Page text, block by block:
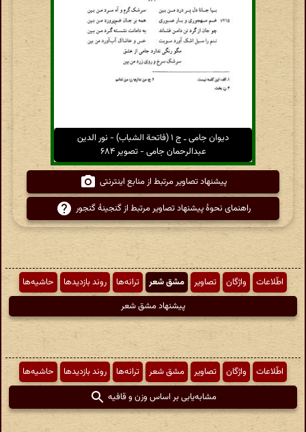
دیوان جامی ـ ج ۱ (فاتحة الشباب) - نور الدین
عبدالرحمان جامی - تصویر ۶۸۴
پیشنهاد تصاویر مرتبط از منابع اینترنتی
راهنمای نحوهٔ پیشنهاد تصاویر مرتبط از گنجینهٔ گنجور
اطّلاعات واژگان تصاویر مشق شعر ترانه‌ها روند بازدیدها
حاشیه‌ها
پیشنهاد مشق شعر
اطّلاعات واژگان تصاویر مشق شعر ترانه‌ها روند بازدیدها
حاشیه‌ها
مشابه‌یابی بر اساس وزن و قافیه